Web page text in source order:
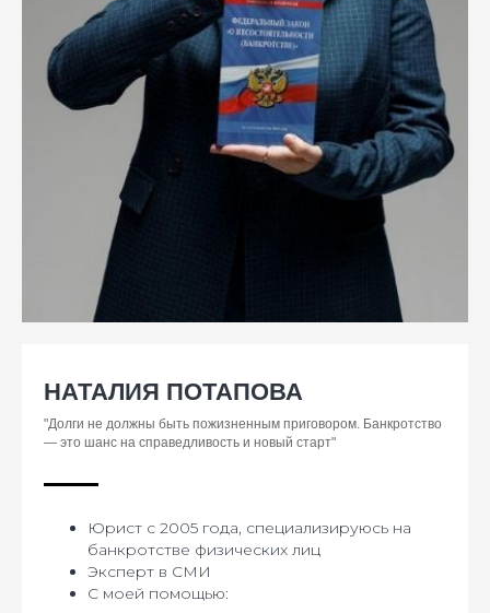
НАТАЛИЯ ПОТАПОВА
"Долги не должны быть пожизненным приговором. Банкротство
— это шанс на справедливость и новый старт"
Юрист с 2005 года, специализируюсь на
банкротстве физических лиц
Эксперт в СМИ
С моей помощью: